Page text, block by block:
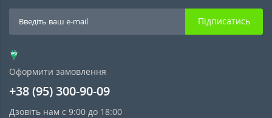
Підписатись
Оформити замовлення
+38 (95) 300-90-09
Дзовіть нам с 9:00 до 18:00